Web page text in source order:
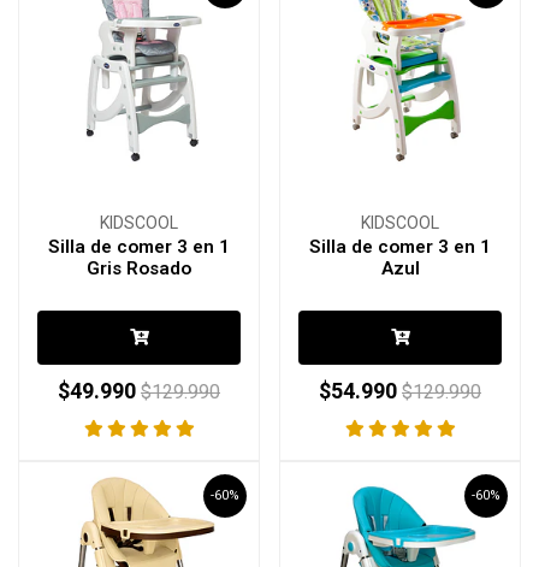
KIDSCOOL
Silla de comer 3 en 1
Gris Rosado
$49.990 $129.990
KIDSCOOL
Silla de comer 3 en 1
Azul
$54.990 $129.990
-60% -60%